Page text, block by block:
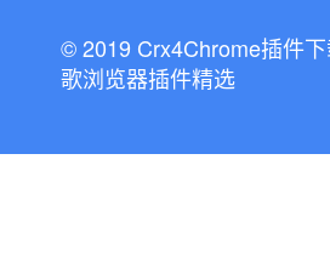
© 2019 Crx4Chrome插件
歌浏览器插件精选